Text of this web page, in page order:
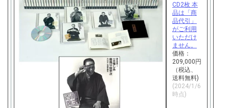
CD2枚 本
品は「商
品代引」
がご利用
いただけ
ません。
価格：
209,000円
（税込、
送料無料)
(2024/1/6
時点)